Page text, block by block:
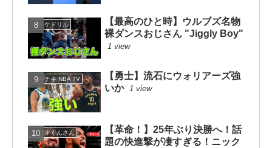
バスケドリル
【最高のひと時】ウルブズ名物
裸ダンスおじさん "Jiggly Boy"
1 view
チキチキ NBA TV
【勇士】流石にウォリアーズ強
いか
1 view
カツオくんさん
【革命！】25年ぶり決勝へ！話
題の快進撃が凄すぎる！ニック